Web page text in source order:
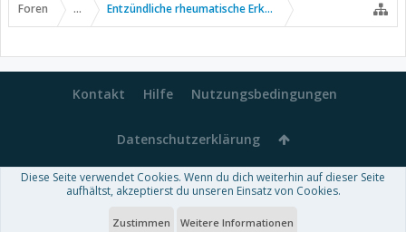
Foren ... Entzündliche rheumatische Erkrankungen
Kontakt Hilfe Nutzungsbedingungen
Datenschutzerklärung
Forum software by XenForo™-Deutsch von xenDach
Theme designed byThemeHouse
Diese Seite verwendet Cookies. Wenn du dich weiterhin auf dieser Seite
aufhältst, akzeptierst du unseren Einsatz von Cookies.
Zustimmen Weitere Informationen